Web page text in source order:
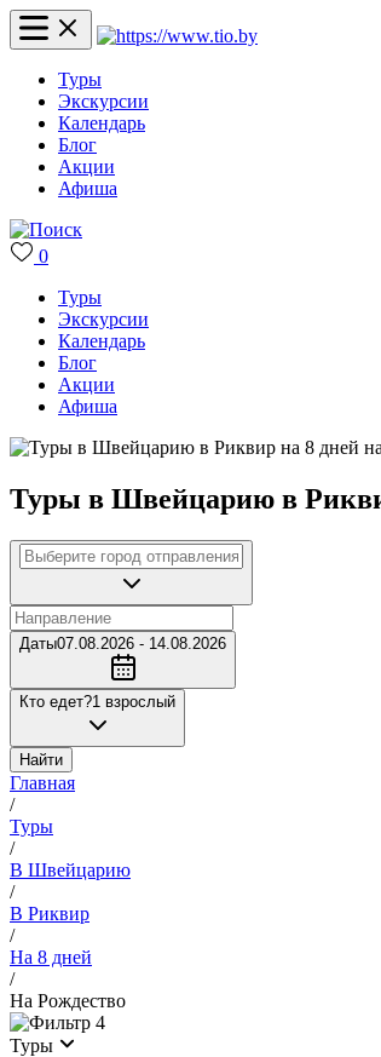
Туры
Экскурсии
Календарь
Блог
Акции
Афиша
0
Туры
Экскурсии
Календарь
Блог
Акции
Афиша
Туры в Швейцарию в
Даты07.08.2026 - 14.08.2026
Кто едет?1 взрослый
Найти
Главная
/
Туры
/
В Швейцарию
/
В Риквир
/
На 8 дней
/
На Рождество
4
Туры